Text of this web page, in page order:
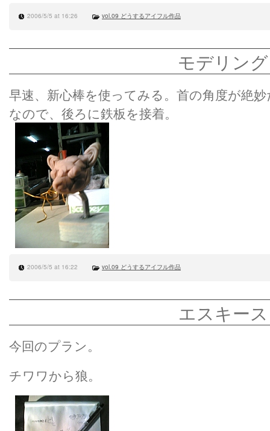
2006/5/5 at 16:26 vol.09 どうするアイフル作品
モデリング
早速、新心棒を使ってみる。首の角度が絶
なので、後ろに鉄板を接着。
2006/5/5 at 16:22 vol.09 どうするアイフル作品
エスキース
今回のプラン。
チワワから狼。